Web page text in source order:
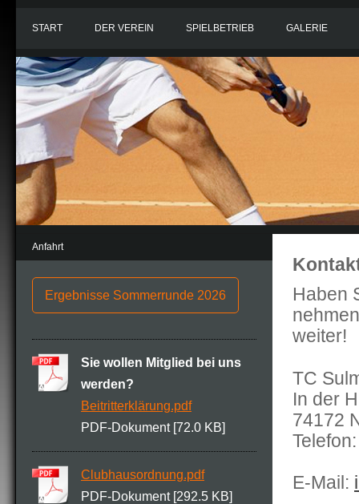
START DER VEREIN SPIELBETRIEB GALERIE
Anfahrt
Ergebnisse Sommerrunde 2026
Sie wollen Mitglied bei uns
werden?
Beitritterklärung.pdf
PDF-Dokument [72.0 KB]
Clubhausordnung.pdf
PDF-Dokument [292.5 KB]
Haben
weiter!
TC
In der
74172
E-Mail: